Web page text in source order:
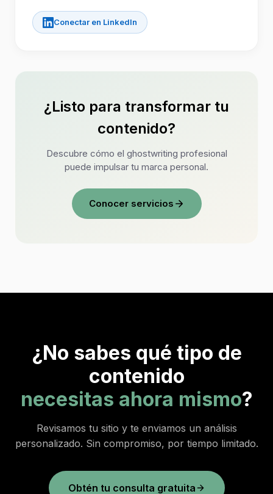
Conectar en LinkedIn
¿Listo para transformar tu
contenido?
Descubre cómo el ghostwriting profesional
puede impulsar tu marca personal.
Conocer servicios
¿No sabes qué tipo de
contenido
necesitas ahora mismo?
Revisamos tu sitio y te enviamos un análisis
personalizado. Sin compromiso, por tiempo limitado.
Obtén tu consulta gratuita